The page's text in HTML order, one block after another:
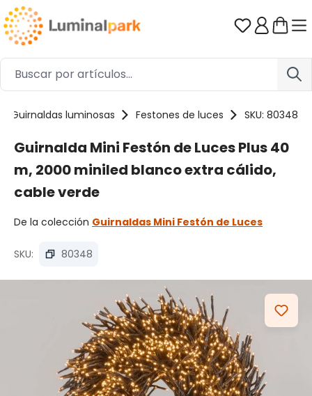
Saltar al contenido principal Tienes 0
Guirnaldas luminosas Festones de luces SKU: 80348
Guirnalda Mini Festón de Luces Plus 40
m, 2000 miniled blanco extra cálido,
cable verde
De la colección Guirnaldas Mini Festón de Luces
SKU: 80348